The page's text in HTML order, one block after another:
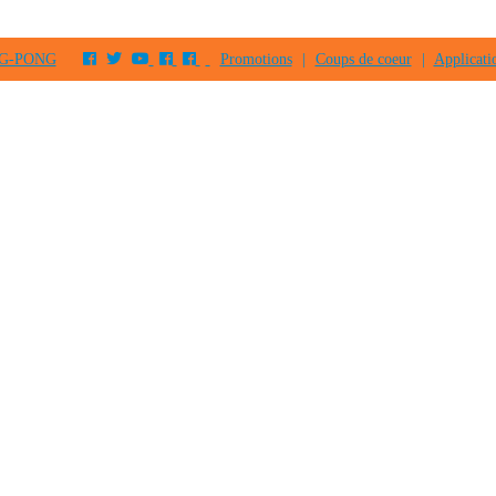
PONG Promotions | Coups de coeur |